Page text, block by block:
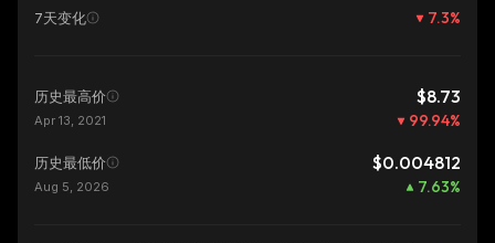
7天变化 7.3%
历史最高价 $8.73
Apr 13, 2021 99.94%
历史最低价 $0.004812
Aug 5, 2026 7.63%